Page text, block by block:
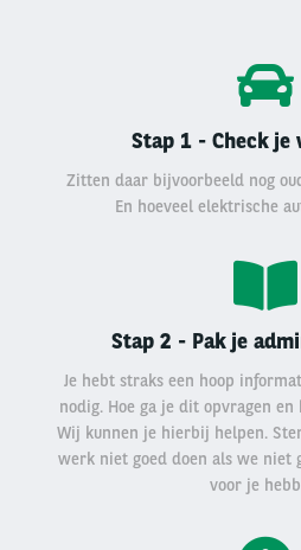
Stap 1 - Check je
Zitten daar bijvoorbeeld nog
En hoeveel elektrische
Stap 2 - Pak je
Je hebt straks een hoop
nodig. Hoe ga je dit opvragen
Wij kunnen je hierbij helpen.
werk niet goed doen als we niet
voor je